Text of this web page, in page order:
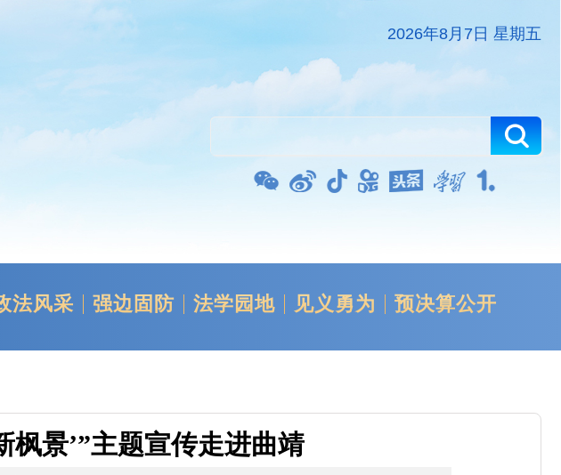
2026年8月7日 星期五
法风采 强边固防 法学园地 见义勇为 预决算公开
枫景’”主题宣传走进曲靖